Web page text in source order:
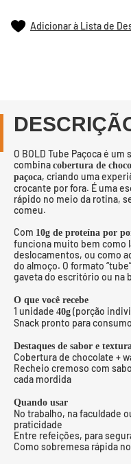
Adicionar à Lista de
O BOLD Tube Paçoca é
combina cobertura de
paçoca, criando uma
crocante por fora. É uma
rápido no meio da rotina,
comeu.
Com 10g de proteína por
funciona muito bem como
deslocamentos, ou como
do almoço. O formato
gaveta do escritório ou na
O que você recebe
1 unidade 40g (porção
Snack pronto para
Destaques de sabor e
Cobertura de chocolate +
Recheio cremoso com
cada mordida
Quando usar
No trabalho, na faculdade
praticidade
Entre refeições, para
Como sobremesa rápida